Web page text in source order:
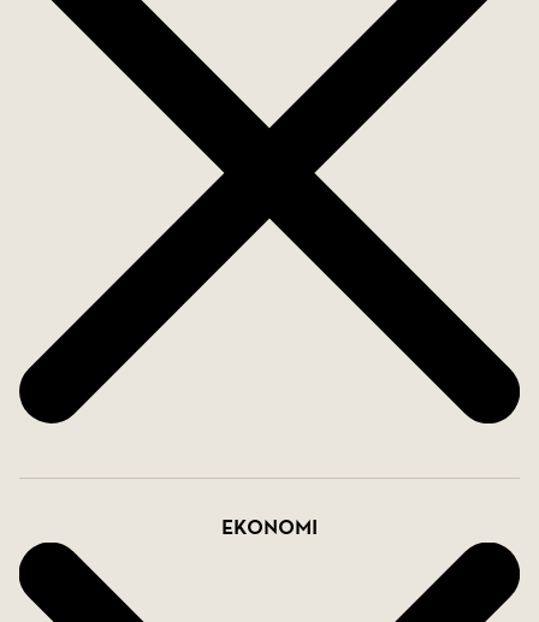
närhet till både stadspuls och natur.
Västertorp är ett område som många uppskattar
för sin charmiga småstadskänsla och sina gröna
omgivningar. Här bor du med närhet till mysiga
caféer, restauranger, parker och service samtidigt
som tunnelbanan endast ligger några minuter bort
och tar dig smidigt in till city. Området erbjuder
dessutom flera fina promenadstråk, utegym,
idrottsanläggningar och badmöjligheter under
sommaren. Det populära konditoriet Bakstugan
har blivit en självklar favorit för många i området
Ekonomi